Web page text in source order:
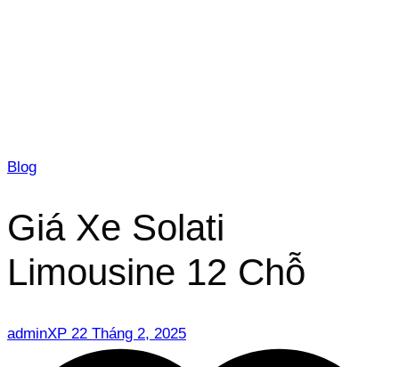
Blog
Giá Xe Solati
Limousine 12 Chỗ
adminXP 22 Tháng 2, 2025